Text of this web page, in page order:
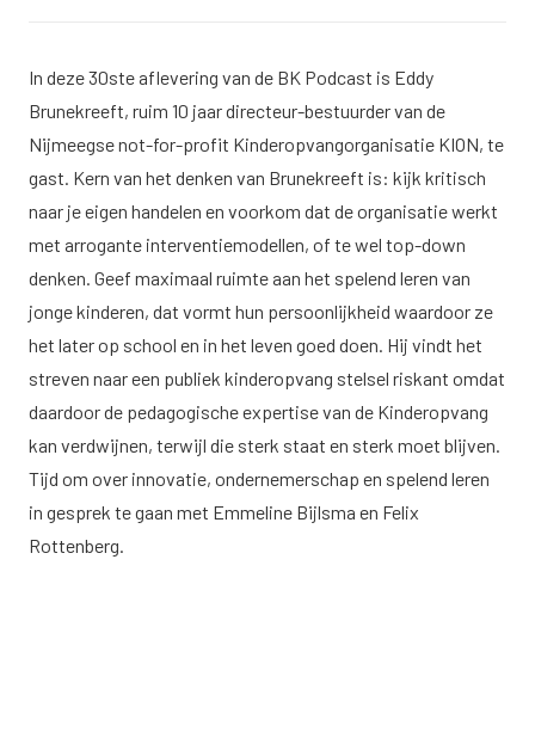
In deze 30ste aflevering van de BK Podcast is Eddy
Brunekreeft, ruim 10 jaar directeur-bestuurder van de
Nijmeegse not-for-profit Kinderopvangorganisatie KION, te
gast. Kern van het denken van Brunekreeft is: kijk kritisch
naar je eigen handelen en voorkom dat de organisatie werkt
met arrogante interventiemodellen, of te wel top-down
denken. Geef maximaal ruimte aan het spelend leren van
jonge kinderen, dat vormt hun persoonlijkheid waardoor ze
het later op school en in het leven goed doen. Hij vindt het
streven naar een publiek kinderopvang stelsel riskant omdat
daardoor de pedagogische expertise van de Kinderopvang
kan verdwijnen, terwijl die sterk staat en sterk moet blijven.
Tijd om over innovatie, ondernemerschap en spelend leren
in gesprek te gaan met Emmeline Bijlsma en Felix
Rottenberg.